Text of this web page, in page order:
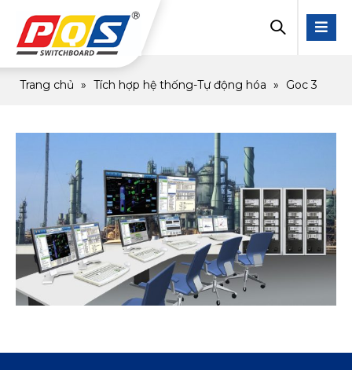
Trang chủ » Tích hợp hệ thống-Tự động hóa » Goc 3